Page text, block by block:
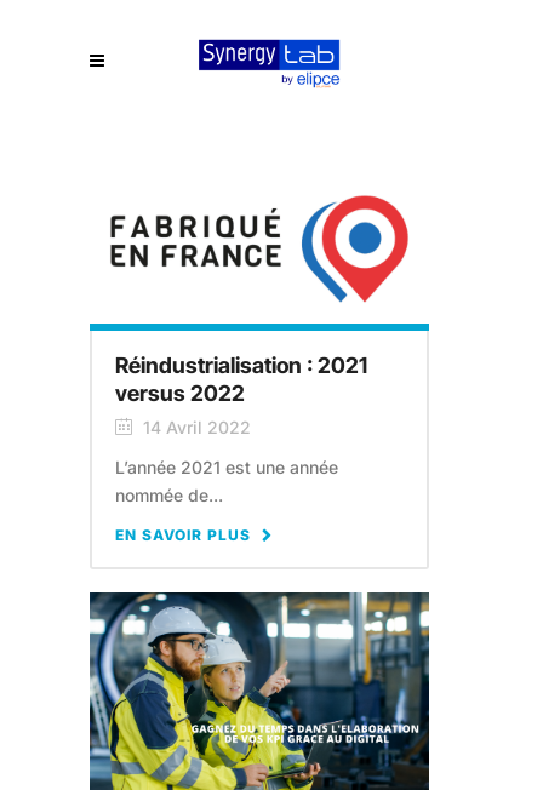
Réindustrialisation : 2021
versus 2022
14 Avril 2022
L’année 2021 est une année
nommée de...
EN SAVOIR PLUS